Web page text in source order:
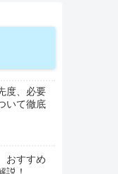
度、必要
いて徹底
おすすめ